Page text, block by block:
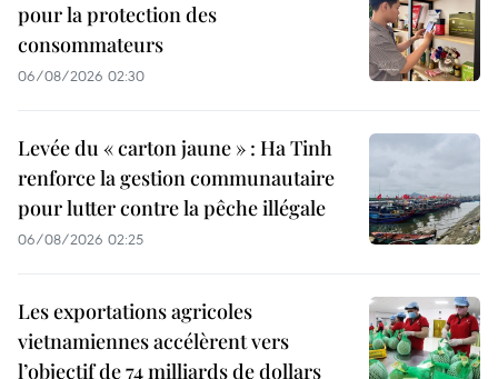
pour la protection des
consommateurs
06/08/2026 02:30
Levée du « carton jaune » : Ha Tinh
renforce la gestion communautaire
pour lutter contre la pêche illégale
06/08/2026 02:25
Les exportations agricoles
vietnamiennes accélèrent vers
l’objectif de 74 milliards de dollars